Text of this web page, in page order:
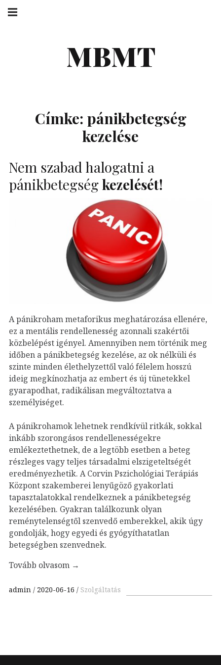
Skip
MBMT
navigation
Címke: pánikbetegség
kezelése
Nem szabad halogatni a
pánikbetegségkezelését!
A pánikroham metaforikus meghatározása ellenére,
ez a mentális rendellenesség azonnali szakértői
közbelépést igényel. Amennyiben nem történik meg
időben a pánikbetegség kezelése, az ok nélküli és
szinte minden élethelyzettől való félelem hosszú
ideig megkínozhatja az embert és új tünetekkel
gyarapodhat, radikálisan megváltoztatva a
személyiséget.
A pánikrohamok lehetnek rendkívül ritkák, sokkal
inkább szorongásos rendellenességekre
emlékeztethetnek, de a legtöbb esetben a beteg
részleges vagy teljes társadalmi elszigeteltségét
eredményezhetik. A Corvin Pszichológiai Terápiás
Központ szakemberei lenyűgöző gyakorlati
tapasztalatokkal rendelkeznek a pánikbetegség
kezelésében. Gyakran találkozunk olyan
reménytelenségtől szenvedő emberekkel, akik úgy
gondolják, hogy egyedi és gyógyíthatatlan
betegségben szenvednek.
Tovább olvasom →
admin 2020-06-16 Szolgáltatás